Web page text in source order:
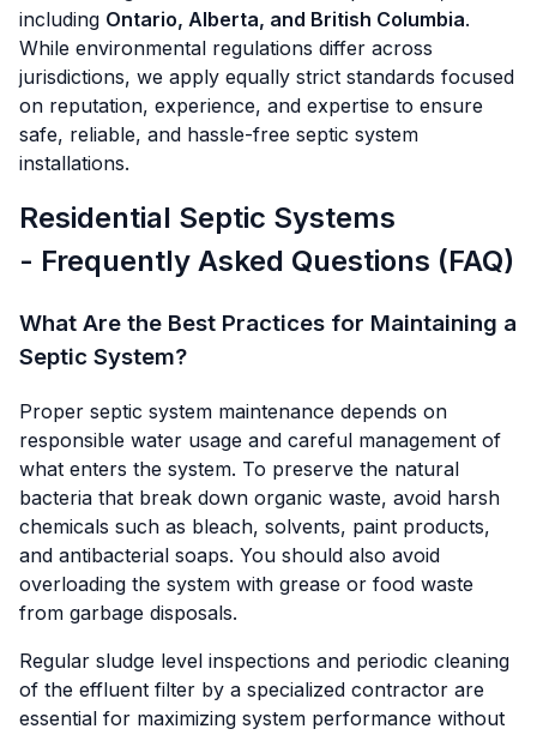
including Ontario, Alberta, and British Columbia.
While environmental regulations differ across
jurisdictions, we apply equally strict standards focused
on reputation, experience, and expertise to ensure
safe, reliable, and hassle-free septic system
installations.
Residential Septic Systems
- Frequently Asked Questions (FAQ)
What Are the Best Practices for Maintaining a
Septic System?
Proper septic system maintenance depends on
responsible water usage and careful management of
what enters the system. To preserve the natural
bacteria that break down organic waste, avoid harsh
chemicals such as bleach, solvents, paint products,
and antibacterial soaps. You should also avoid
overloading the system with grease or food waste
from garbage disposals.
Regular sludge level inspections and periodic cleaning
of the effluent filter by a specialized contractor are
essential for maximizing system performance without